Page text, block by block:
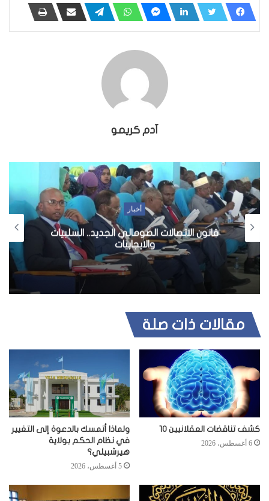
آدم كريمو
أخبار
قانون الاتصالات الصومالي الجديد.. السلبيات
والايجابيات
مقالات ذات صلة
كشف تناقضات العقلانيين 10
6 أغسطس، 2026
ولماذا أتمسك بالدعوة إلى التغيير
في نظام الحكم بولاية
هيرشبيلي؟
5 أغسطس، 2026